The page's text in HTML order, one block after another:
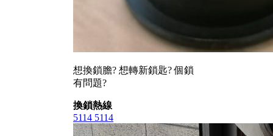
想換鎖膽? 想轉新鎖匙? 個鎖
有問題?
換鎖熱線
5114 5114